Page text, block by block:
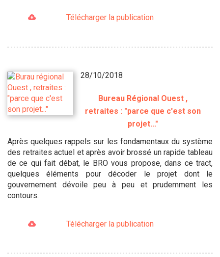
Télécharger la publication
28/10/2018
Bureau Régional Ouest ,
retraites : "parce que c'est son
projet..."
Après quelques rappels sur les fondamentaux du système
des retraites actuel et après avoir brossé un rapide tableau
de ce qui fait débat, le BRO vous propose, dans ce tract,
quelques éléments pour décoder le projet dont le
gouvernement dévoile peu à peu et prudemment les
contours.
Télécharger la publication